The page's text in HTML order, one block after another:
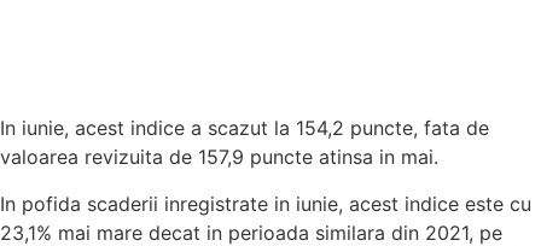
In iunie, acest indice a scazut la 154,2 puncte, fata de
valoarea revizuita de 157,9 puncte atinsa in mai.
In pofida scaderii inregistrate in iunie, acest indice este cu
23,1% mai mare decat in perioada similara din 2021, pe